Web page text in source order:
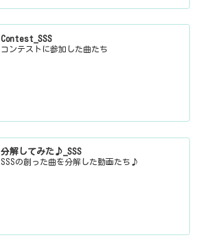
Contest_SSS
コンテストに参加した曲たち
分解してみた♪_SSS
SSSの創った曲を分解した動画たち♪